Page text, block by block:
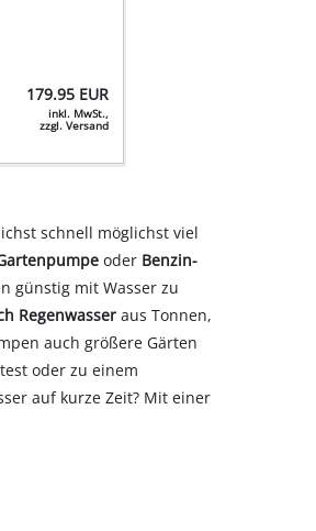
179.95 EUR
inkl. MwSt.,
zzgl. Versand
schnell möglichst viel
oder Benzin-
günstig mit Wasser zu
Regenwasseraus Tonnen,
auch größere Gärten
oder zu einem
auf kurze Zeit? Mit einer